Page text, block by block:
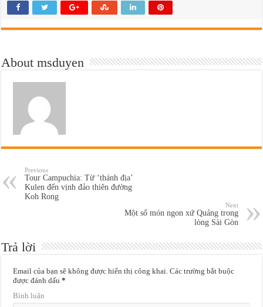
About msduyen
Previous
Tour Campuchia: Từ ‘thánh địa’
Kulen đến vịnh đảo thiên đường
Koh Rong
Next
Một số món ngon xứ Quảng trong
lòng Sài Gòn
Trả lời
Email của bạn sẽ không được hiển thị công khai. Các trường bắt buộc
được đánh dấu*
Bình luận